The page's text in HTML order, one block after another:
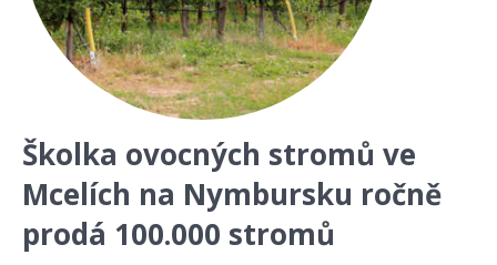
Školka ovocných stromů ve
Mcelích na Nymbursku ročně
prodá 100.000 stromů